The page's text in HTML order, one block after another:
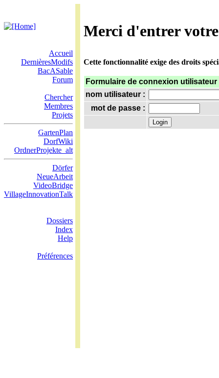
Merci d'entrer
Accueil
DernièresModifs
BacASable
Forum
Chercher
Membres
Projets
GartenPlan
DorfWiki
OrdnerProjekte_alt
Dörfer
NeueArbeit
VideoBridge
VillageInnovationTalk
Dossiers
Index
Help
Préférences
Cette fonctionnalité exige des droits
Formulaire de connexion utilisateur
nom utilisateur :
mot de passe :